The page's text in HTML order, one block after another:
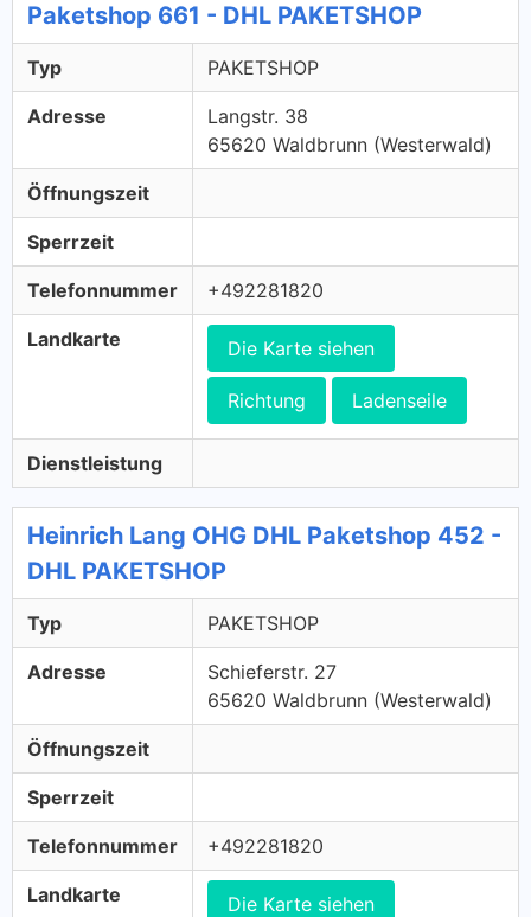
Paketshop 661 - DHL PAKETSHOP
Typ PAKETSHOP
Adresse
Langstr. 38
65620 Waldbrunn (Westerwald)
Öffnungszeit
Sperrzeit
Telefonnummer +492281820
Landkarte Die Karte siehen
Richtung Ladenseile
Dienstleistung
Heinrich Lang OHG DHL Paketshop 452 -
DHL PAKETSHOP
Typ PAKETSHOP
Adresse
Schieferstr. 27
65620 Waldbrunn (Westerwald)
Öffnungszeit
Sperrzeit
Telefonnummer +492281820
Landkarte Die Karte siehen